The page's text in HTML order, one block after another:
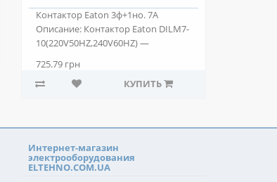
Контактор Eaton 3ф+1но. 7А
Описание: Контактор Eaton DILM7-
10(220V50HZ,240V60HZ) —
725.79 грн
КУПИТЬ
Интернет-магазин
электрооборудования
ELTEHNO.COM.UA